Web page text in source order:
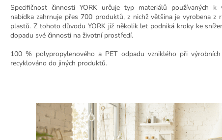
Specifičnost činnosti YORK určuje typ materiálů používaných k
nabídka zahrnuje přes 700 produktů, z nichž většina je vyrobena z
plastů. Z tohoto důvodu YORK již několik let podniká kroky ke
dopadu své činnosti na životní prostředí.
100 % polypropylenového a PET odpadu vzniklého při
recyklováno do jiných produktů.